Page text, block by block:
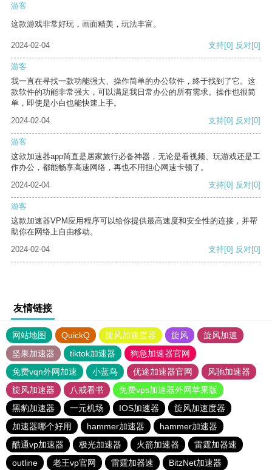
游客
这款游戏非常好玩，画面精美，玩法丰富。
2024-02-04 支持[0] 反对[0]
游客
我一直在寻找一款功能强大、操作简单的办公软件，终于找到了它。这
款软件的功能非常强大，可以满足我日常办公的所有需求。操作也很简
单，即使是小白也能快速上手。
2024-02-04
支持[0] 反对[0]
游客
这款加速器app简直是居家旅行必备神器，无论是看视频、玩游戏还是工
作办公，都能畅享高速网络，再也不用担心网速卡顿了。
2024-02-04
支持[0] 反对[0]
游客
这款加速器VPM应用程序可以给你提供最高速度和安全性的连接，并帮
助你在网络上自由移动。
2024-02-04
支持[0] 反对[0]
友情链接
网站地图 QuickQ 旋风加速度器 旋风
旋风加速
坚果加速器
tiktok加速器
狗急加速器官网
免费vqn外网加速
小蓝鸟 优途加速器官网
风驰加速器
旋风加速器
八戒看书
免费vps加速器外网苹果版
黑豹加速器
一元机场 IOS加速器
旋风加速度器
加速器哪个好用
hammer加速器
hammer加速器
酷通vp加速器
极光加速器 火箭加速器
雷霆加器速
outline
老王vp官网 雷霆加器速 BitzNet加速器